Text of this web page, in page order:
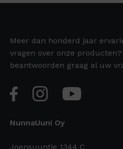
Meer dan honderd jaar
vragen over onze
beantwoorden graag al uw
NunnaUuni Oy
Joensuuntie 1344 C